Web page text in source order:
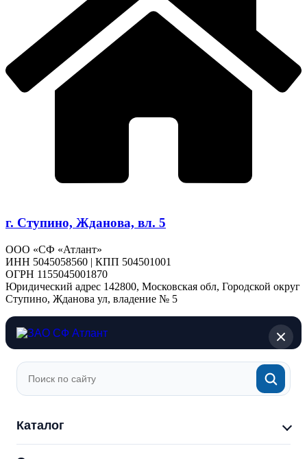
г. Ступино, Жданова, вл. 5
ООО «СФ «Атлант»
ИНН 5045058560 | КПП 504501001
ОГРН 1155045001870
Юридический адрес 142800, Московская обл, Городской округ
Ступино, Жданова ул, владение № 5
Каталог